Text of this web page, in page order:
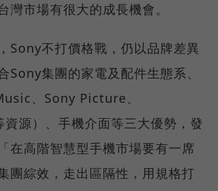
灣市場有很大的成長機會。
Sony不打價格戰，仍以品牌差異
Sony集團的家電及配件生態系、
、Sony Picture、
源）、手機介面等三大優勢，發
在高階智慧型手機市場要有一席
團綜效，走出區隔性，用規格打